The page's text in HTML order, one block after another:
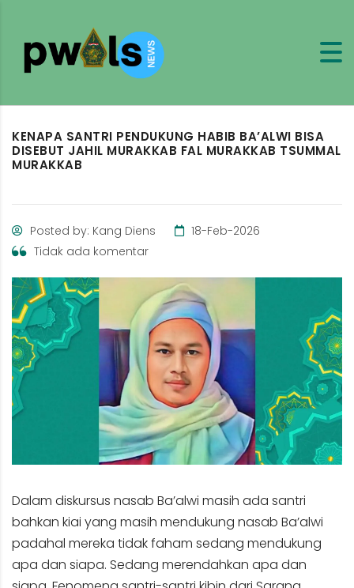
KENAPA SANTRI PENDUKUNG HABIB BA’ALWI BISA
DISEBUT JAHIL MURAKKAB FAL MURAKKAB TSUMMAL
MURAKKAB
Posted by: Kang Diens
18-Feb-2026
Tidak ada komentar
Dalam diskursus nasab Ba’alwi masih ada santri
bahkan kiai yang masih mendukung nasab Ba’alwi
padahal mereka tidak faham sedang mendukung
apa dan siapa. Sedang merendahkan apa dan